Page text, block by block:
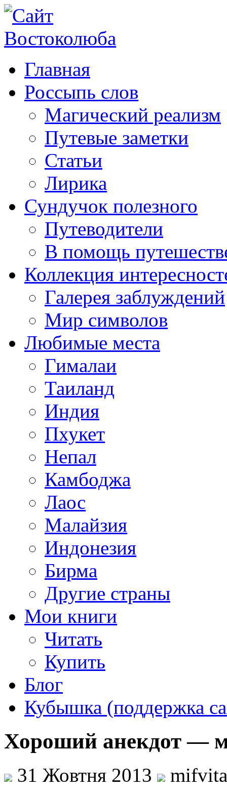
Главная
Россыпь слов
Магический реализм
Путевые заметки
Статьи
Лирика
Сундучок полезного
Путеводители
В помощь
Коллекция
Галерея заблуждений
Мир символов
Любимые места
Гималаи
Таиланд
Индия
Пхукет
Непал
Камбоджа
Лаос
Малайзия
Индонезия
Бирма
Другие страны
Мои книги
Читать
Купить
Блог
Кубышка (поддержка
Хороший анекдот —
31 Жовтня 2013